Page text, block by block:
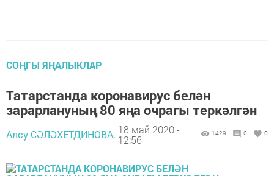
СОҢГЫ ЯҢАЛЫКЛАР
Татарстанда коронавирус белән
зарарлануның 80 яңа очрагы теркәлгән
Алсу СӘЛӘХЕТДИНОВА, 18 май 2020 -
12:56
1429 0 0